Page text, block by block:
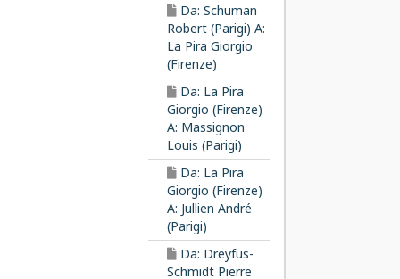
Da: Schuman
Robert (Parigi) A:
La Pira Giorgio
(Firenze)
Da: La Pira
Giorgio (Firenze)
A: Massignon
Louis (Parigi)
Da: La Pira
Giorgio (Firenze)
A: Jullien André
(Parigi)
Da: Dreyfus-
Schmidt Pierre